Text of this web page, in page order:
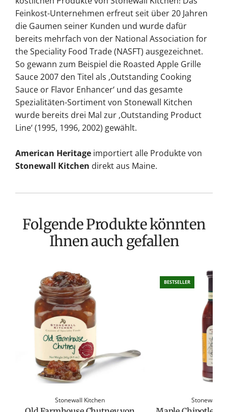
Feinkost-Unternehmen erfreut seit über 20 Jahren
die Gaumen seiner Kunden und wurde dafür
bereits mehrfach von der National Association for
the Speciality Food Trade (NASFT) ausgezeichnet.
So gewann zum Beispiel die Roasted Apple Grille
Sauce 2007 den Titel als ‚Outstanding Cooking
Sauce or Flavor Enhancer‘ und das gesamte
Spezialitäten-Sortiment von Stonewall Kitchen
wurde bereits drei Mal zur ‚Outstanding Product
Line‘ (1995, 1996, 2002) gewählt.
American Heritage importiert alle Produkte von
Stonewall Kitchen direkt aus Maine.
Folgende Produkte könnten
Ihnen auch gefallen
Stonewall Kitchen
BESTSELLER
Stonewall